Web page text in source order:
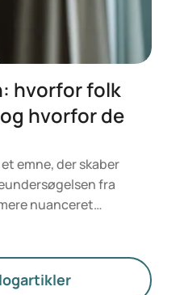
hvorfor folk
hvorfor de
emne, der skaber
fra
nuanceret
kun at tabe sig, men
Samtidig vil de
er sikker,